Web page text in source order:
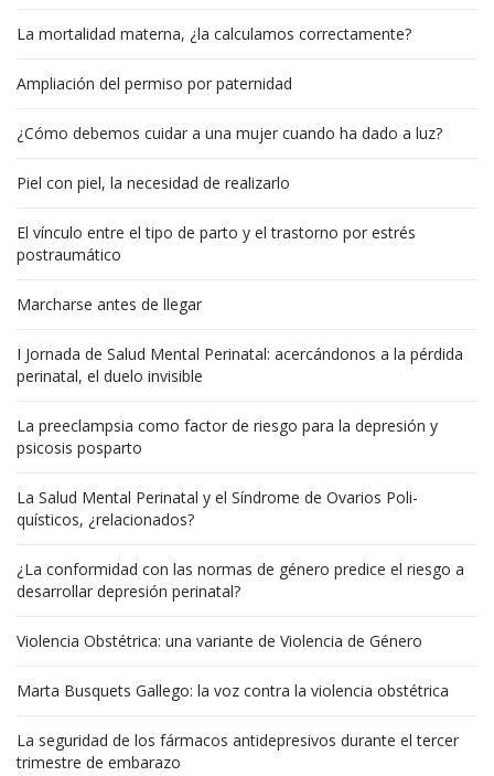
La mortalidad materna, ¿la calculamos correctamente?
Ampliación del permiso por paternidad
¿Cómo debemos cuidar a una mujer cuando ha dado a luz?
Piel con piel, la necesidad de realizarlo
El vínculo entre el tipo de parto y el trastorno por estrés
postraumático
Marcharse antes de llegar
I Jornada de Salud Mental Perinatal: acercándonos a la pérdida
perinatal, el duelo invisible
La preeclampsia como factor de riesgo para la depresión y
psicosis posparto
La Salud Mental Perinatal y el Síndrome de Ovarios Poli-
quísticos, ¿relacionados?
¿La conformidad con las normas de género predice el riesgo a
desarrollar depresión perinatal?
Violencia Obstétrica: una variante de Violencia de Género
Marta Busquets Gallego: la voz contra la violencia obstétrica
La seguridad de los fármacos antidepresivos durante el tercer
trimestre de embarazo